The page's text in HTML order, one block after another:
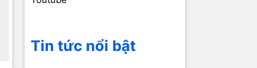
Tin tức nổi bật